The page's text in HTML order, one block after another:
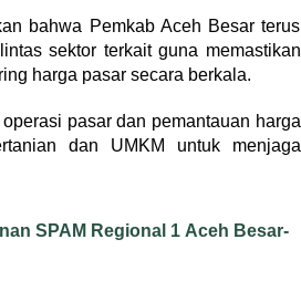
bahwa Pemkab Aceh Besar terus
sektor terkait guna memastikan
harga pasar secara berkala.
pasar dan pemantauan harga
dan UMKM untuk menjaga
SPAM Regional 1 Aceh Besar-